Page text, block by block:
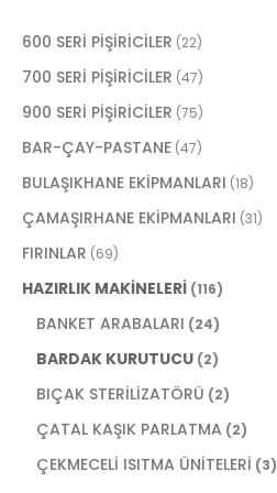
600 SERİ PİŞİRİCİLER (22)
700 SERİ PİŞİRİCİLER (47)
900 SERİ PİŞİRİCİLER (75)
BAR-ÇAY-PASTANE (47)
BULAŞIKHANE EKİPMANLARI (18)
ÇAMAŞIRHANE EKİPMANLARI (31)
FIRINLAR (69)
HAZIRLIK MAKİNELERİ (116)
BANKET ARABALARI (24)
BARDAK KURUTUCU (2)
BIÇAK STERİLİZATÖRÜ (2)
ÇATAL KAŞIK PARLATMA (2)
ÇEKMECELİ ISITMA ÜNİTELERİ (3)